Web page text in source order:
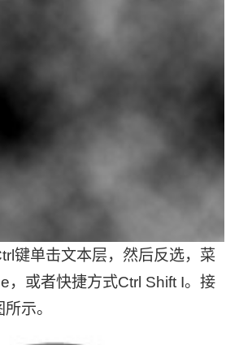
键单击文本层，然后反选，菜
，或者快捷方式Ctrl Shift I。接
示。